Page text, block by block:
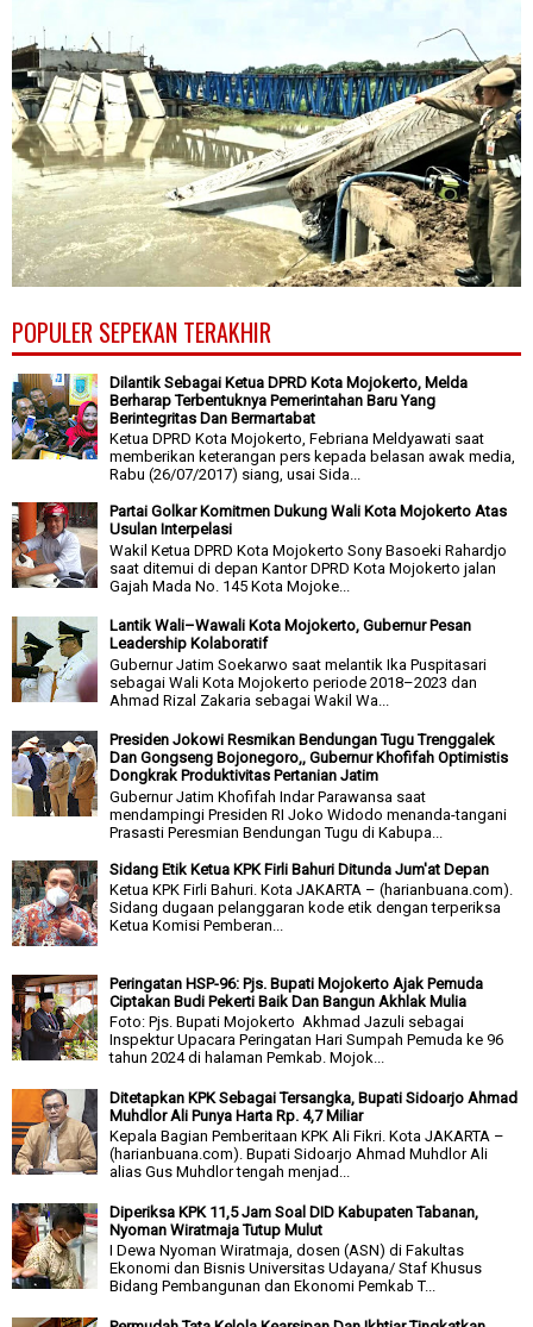
POPULER SEPEKAN TERAKHIR
Dilantik Sebagai Ketua DPRD Kota Mojokerto, Melda
Berharap Terbentuknya Pemerintahan Baru Yang
Berintegritas Dan Bermartabat
Ketua DPRD Kota Mojokerto, Febriana Meldyawati saat
memberikan keterangan pers kepada belasan awak media,
Rabu (26/07/2017) siang, usai Sida...
Partai Golkar Komitmen Dukung Wali Kota Mojokerto Atas
Usulan Interpelasi
Wakil Ketua DPRD Kota Mojokerto Sony Basoeki Rahardjo
saat ditemui di depan Kantor DPRD Kota Mojokerto jalan
Gajah Mada No. 145 Kota Mojoke...
Lantik Wali–Wawali Kota Mojokerto, Gubernur Pesan
Leadership Kolaboratif
Gubernur Jatim Soekarwo saat melantik Ika Puspitasari
sebagai Wali Kota Mojokerto periode 2018–2023 dan
Ahmad Rizal Zakaria sebagai Wakil Wa...
Presiden Jokowi Resmikan Bendungan Tugu Trenggalek
Dan Gongseng Bojonegoro,, Gubernur Khofifah Optimistis
Dongkrak Produktivitas Pertanian Jatim
Gubernur Jatim Khofifah Indar Parawansa saat
mendampingi Presiden RI Joko Widodo menanda-tangani
Prasasti Peresmian Bendungan Tugu di Kabupa...
Sidang Etik Ketua KPK Firli Bahuri Ditunda Jum'at Depan
Ketua KPK Firli Bahuri. Kota JAKARTA – (harianbuana.com).
Sidang dugaan pelanggaran kode etik dengan terperiksa
Ketua Komisi Pemberan...
Peringatan HSP-96: Pjs. Bupati Mojokerto Ajak Pemuda
Ciptakan Budi Pekerti Baik Dan Bangun Akhlak Mulia
Foto: Pjs. Bupati Mojokerto Akhmad Jazuli sebagai
Inspektur Upacara Peringatan Hari Sumpah Pemuda ke 96
tahun 2024 di halaman Pemkab. Mojok...
Ditetapkan KPK Sebagai Tersangka, Bupati Sidoarjo Ahmad
Muhdlor Ali Punya Harta Rp. 4,7 Miliar
Kepala Bagian Pemberitaan KPK Ali Fikri. Kota JAKARTA –
(harianbuana.com). Bupati Sidoarjo Ahmad Muhdlor Ali
alias Gus Muhdlor tengah menjad...
Diperiksa KPK 11,5 Jam Soal DID Kabupaten Tabanan,
Nyoman Wiratmaja Tutup Mulut
I Dewa Nyoman Wiratmaja, dosen (ASN) di Fakultas
Ekonomi dan Bisnis Universitas Udayana/ Staf Khusus
Bidang Pembangunan dan Ekonomi Pemkab T...